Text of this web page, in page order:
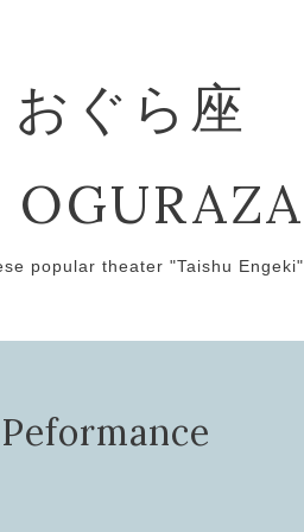
ぐら座
popular theater "Taishu Engeki"